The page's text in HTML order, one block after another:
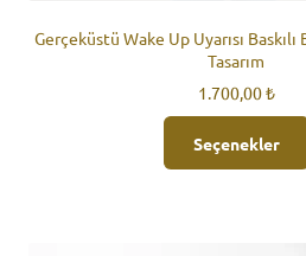
Gerçeküstü Wake Up Uyarısı
Tasarım
1.700,00₺
Seçenekler